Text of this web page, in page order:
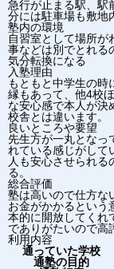
急行が止まる駅、駅
分には駐車場も敷地
塾内の環境
自習室として場所が
事などは別でとれる
気分転換になる
入塾理由
もともと中学生の時
縁もあって、他4校
な安心感で本人が
校舎とは違います。
良いところや要望
先生方が一丸となっ
れている感じがして
人も安心させられる
る。
総合評価
塾は高いので仕方な
お金がかかるという
本的に開放してくれ
でありがたいので高
利用内容
通っていた学校
通塾の目的